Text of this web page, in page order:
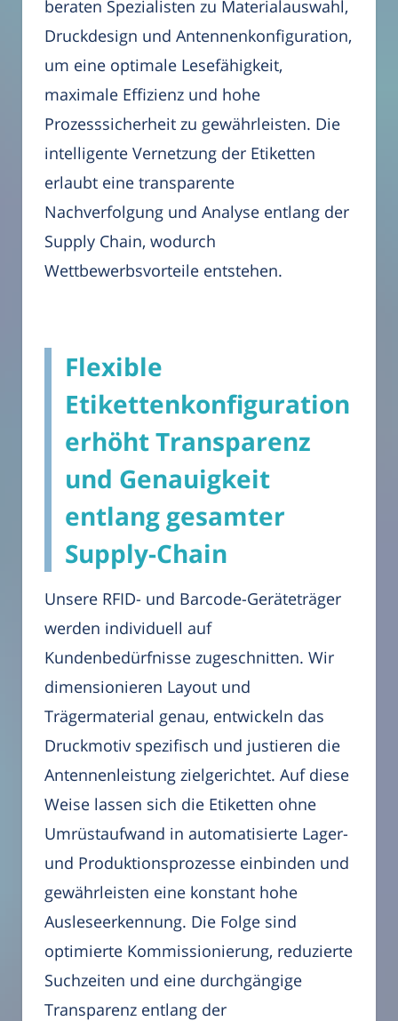
beraten Spezialisten zu Materialauswahl,
Druckdesign und Antennenkonfiguration,
um eine optimale Lesefähigkeit,
maximale Effizienz und hohe
Prozesssicherheit zu gewährleisten. Die
intelligente Vernetzung der Etiketten
erlaubt eine transparente
Nachverfolgung und Analyse entlang der
Supply Chain, wodurch
Wettbewerbsvorteile entstehen.
Flexible
Etikettenkonfiguration
erhöht Transparenz
und Genauigkeit
entlang gesamter
Supply-Chain
Unsere RFID- und Barcode-Geräteträger
werden individuell auf
Kundenbedürfnisse zugeschnitten. Wir
dimensionieren Layout und
Trägermaterial genau, entwickeln das
Druckmotiv spezifisch und justieren die
Antennenleistung zielgerichtet. Auf diese
Weise lassen sich die Etiketten ohne
Umrüstaufwand in automatisierte Lager-
und Produktionsprozesse einbinden und
gewährleisten eine konstant hohe
Ausleseerkennung. Die Folge sind
optimierte Kommissionierung, reduzierte
Suchzeiten und eine durchgängige
Transparenz entlang der